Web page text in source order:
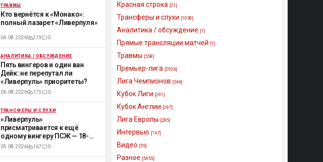
ТРАВМЫ
Кто вернётся к «Монако»:
полный лазарет «Ливерпуля»
04.08.2026 219 0
АНАЛИТИКА / ОБСУЖДЕНИЕ
Пять вингеров и один ван
Дейк: не перепутал ли
«Ливерпуль» приоритеты?
06.08.2026 175 0
ТРАНСФЕРЫ И СЛУХИ
«Ливерпуль»
присматривается к ещё
одному вингеру ПСЖ — 18-
летнему Мбайе
05.08.2026 167 0
Красная строка [21]
Трансферы и слухи [1038]
Аналитика / обсуждение [1]
Прямые трансляции матчей [1]
Травмы [558]
Премьер-лига [2926]
Лига Чемпионов [566]
Кубок Лиги [291]
Кубок Англии [297]
Лига Европы [285]
Интервью [167]
Видео [55]
Разное [5955]